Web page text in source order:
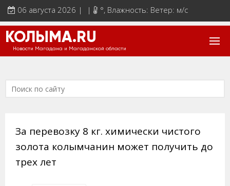
06 августа 2026 | | °, Влажность: Ветер: м/с
КОЛЫМА.RU
Новости Магадана и Магаданской области
За перевозку 8 кг. химически чистого
золота колымчанин может получить до
трех лет